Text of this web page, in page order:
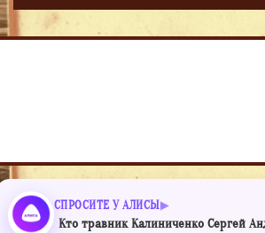
СПРОСИТЕ У АЛИСЫ
Кто травник Калиниченко Сергей